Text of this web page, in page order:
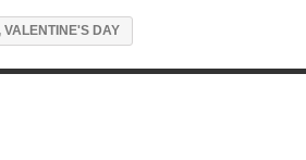
VALENTINE'S DAY